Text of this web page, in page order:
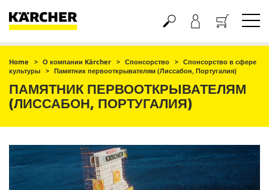
Корзина
Home О компании Kärcher Спонсорство
Спонсорство в сфере
культуры
Памятник первооткрывателям (Лиссабон, Португалия)
ПАМЯТНИК ПЕРВООТКРЫВАТЕЛЯМ
(ЛИССАБОН, ПОРТУГАЛИЯ)